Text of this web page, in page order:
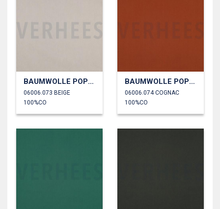
BAUMWOLLE POPELINE
06006.073 BEIGE
100%CO
BAUMWOLLE POPELINE
06006.074 COGNAC
100%CO